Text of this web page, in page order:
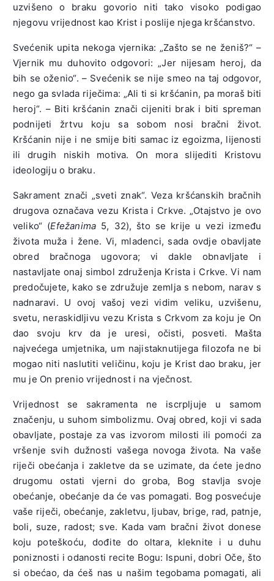
uzvišeno o braku govorio niti tako visoko podigao
njegovu vrijednost kao Krist i poslije njega kršćanstvo.
Svećenik upita nekoga vjernika: „Zašto se ne ženiš?“ –
Vjernik mu duhovito odgovori: „Jer nijesam heroj, da
bih se oženio“. – Svećenik se nije smeo na taj odgovor,
nego ga svlada riječima: „Ali ti si kršćanin, pa moraš biti
heroj“. – Biti kršćanin znači cijeniti brak i biti spreman
podnijeti žrtvu koju sa sobom nosi bračni život.
Kršćanin nije i ne smije biti samac iz egoizma, lijenosti
ili drugih niskih motiva. On mora slijediti Kristovu
ideologiju o braku.
Sakrament znači „sveti znak“. Veza kršćanskih bračnih
drugova označava vezu Krista i Crkve. „Otajstvo je ovo
veliko“ (Efežanima 5, 32), što se krije u vezi između
života muža i žene. Vi, mladenci, sada ovdje obavljate
obred bračnoga ugovora; vi dakle obnavljate i
nastavljate onaj simbol združenja Krista i Crkve. Vi nam
predočujete, kako se združuje zemlja s nebom, narav s
nadnaravi. U ovoj vašoj vezi vidim veliku, uzvišenu,
svetu, neraskidljivu vezu Krista s Crkvom za koju je On
dao svoju krv da je uresi, očisti, posveti. Mašta
najvećega umjetnika, um najistaknutijega filozofa ne bi
mogao niti naslutiti veličinu, koju je Krist dao braku, jer
mu je On prenio vrijednost i na vječnost.
Vrijednost se sakramenta ne iscrpljuje u samom
značenju, u suhom simbolizmu. Ovaj obred, koji vi sada
obavljate, postaje za vas izvorom milosti ili pomoći za
vršenje svih dužnosti vašega novoga života. Na vaše
riječi obećanja i zakletve da se uzimate, da ćete jedno
drugomu ostati vjerni do groba, Bog stavlja svoje
obećanje, obećanje da će vas pomagati. Bog posvećuje
vaše riječi, obećanje, zakletvu, ljubav, brige, rad, patnje,
boli, suze, radost; sve. Kada vam bračni život donese
koju poteškoću, dođite do oltara, kleknite i u duhu
poniznosti i odanosti recite Bogu: Ispuni, dobri Oče, što
si obećao, da ćeš nas u našim tegobama pomagati, ali